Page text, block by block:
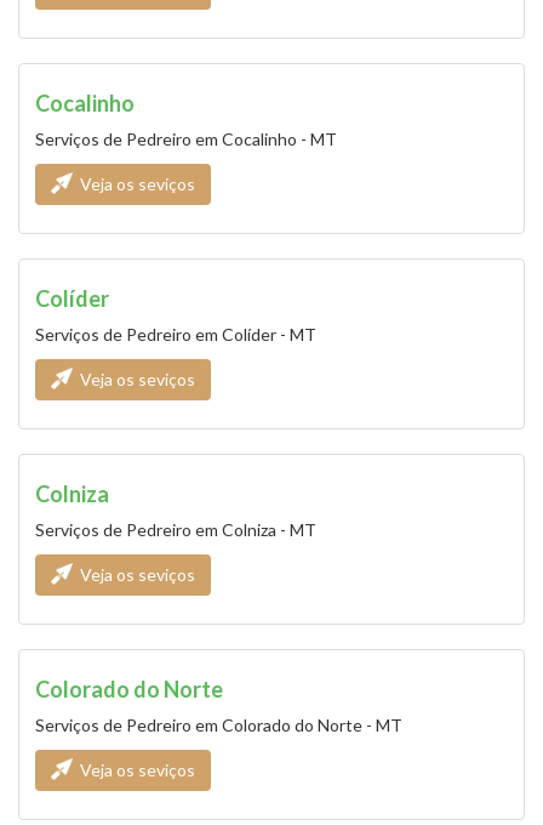
Cocalinho
Serviços de Pedreiro em Cocalinho - MT
Veja os seviços
Colíder
Serviços de Pedreiro em Colíder - MT
Veja os seviços
Colniza
Serviços de Pedreiro em Colniza - MT
Veja os seviços
Colorado do Norte
Serviços de Pedreiro em Colorado do Norte - MT
Veja os seviços